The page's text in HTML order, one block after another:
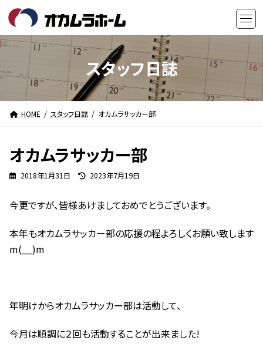
テ
ン
へ
キ
ゲ
ー
ョ
に
スタッフ日誌
HOME スタッフ日誌 オカムラサッカー部
オカムラサッカー部
2018年1月31日
最
新
時
:
2023年7月19日
今更ですが、皆様あけましておめでとうございます。
本年もオカムラサッカー部の応援の程よろしくお願い致します
m(__)m
年明けからオカムラサッカー部は活動して、
今月は順調に２回も活動することが出来ました!